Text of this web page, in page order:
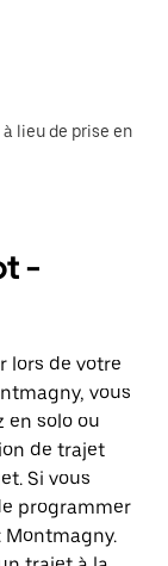
lieu de prise en
-
lors de votre
vous
en solo ou
de trajet
Si vous
programmer